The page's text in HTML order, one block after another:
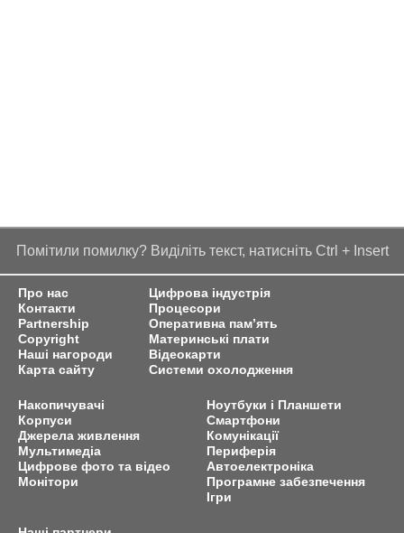
Помітили помилку? Виділіть текст, натисніть Ctrl + Insert
Про нас
Контакти
Partnership
Copyright
Наші нагороди
Карта сайту
Цифрова індустрія
Процесори
Оперативна пам’ять
Материнські плати
Відеокарти
Системи охолодження
Накопичувачі
Корпуси
Джерела живлення
Мультимедіа
Цифрове фото та відео
Монітори
Ноутбуки і Планшети
Смартфони
Комунікації
Периферія
Автоелектроніка
Програмне забезпечення
Ігри